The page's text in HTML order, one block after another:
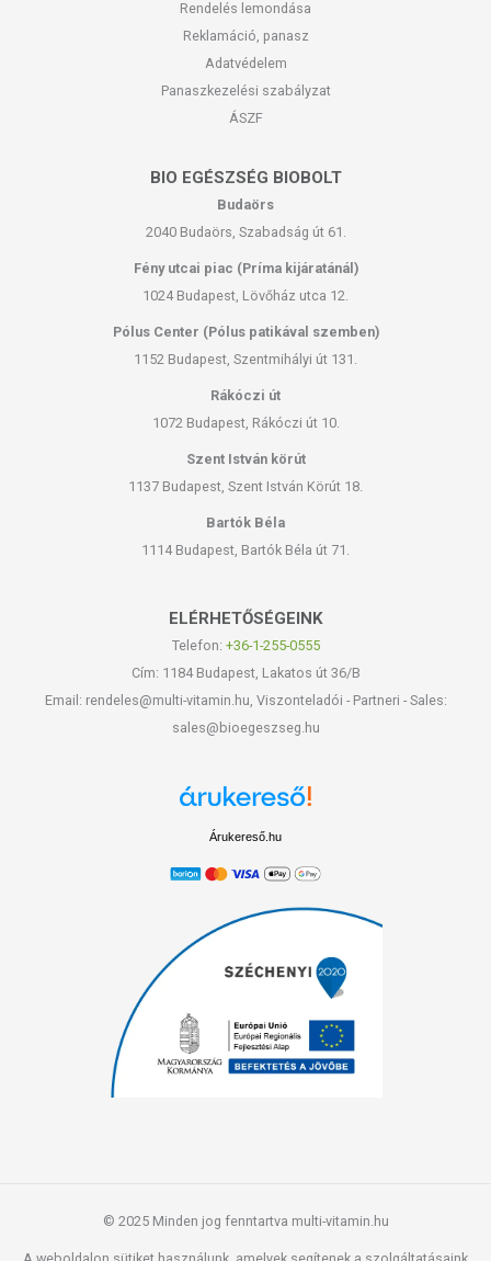
Rendelés lemondása
Reklamáció, panasz
Adatvédelem
Panaszkezelési szabályzat
ÁSZF
BIO EGÉSZSÉG BIOBOLT
Budaörs
2040 Budaörs, Szabadság út 61.
Fény utcai piac (Príma kijáratánál)
1024 Budapest, Lövőház utca 12.
Pólus Center (Pólus patikával szemben)
1152 Budapest, Szentmihályi út 131.
Rákóczi út
1072 Budapest, Rákóczi út 10.
Szent István körút
1137 Budapest, Szent István Körút 18.
Bartók Béla
1114 Budapest, Bartók Béla út 71.
ELÉRHETŐSÉGEINK
Telefon: +36-1-255-0555
Cím: 1184 Budapest, Lakatos út 36/B
Email: rendeles@multi-vitamin.hu, Viszonteladói - Partneri - Sales:
sales@bioegeszseg.hu
Árukereső.hu
© 2025 Minden jog fenntartva multi-vitamin.hu